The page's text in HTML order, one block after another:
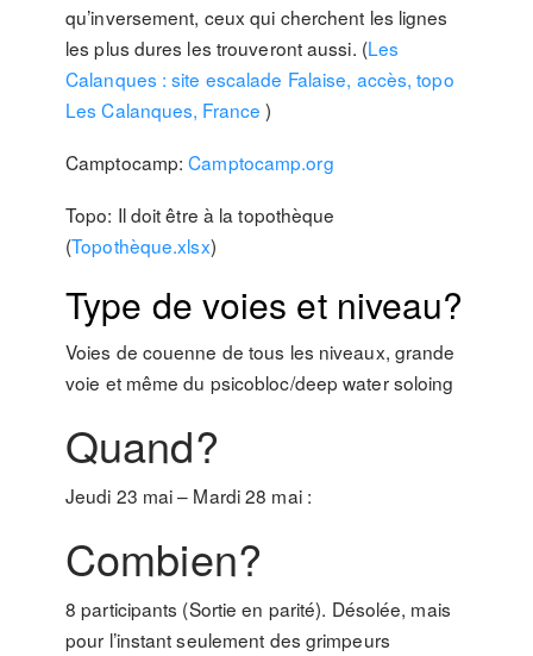
qu’inversement, ceux qui cherchent les lignes
les plus dures les trouveront aussi. (Les
Calanques : site escalade Falaise, accès, topo
Les Calanques, France )
Camptocamp:Camptocamp.org
Topo: Il doit être à la topothèque
(Topothèque.xlsx)
Type de voies et niveau?
Voies de couenne de tous les niveaux, grande
voie et même du psicobloc/deep water soloing
Quand?
Jeudi 23 mai – Mardi 28 mai :
Combien?
8 participants (Sortie en parité). Désolée, mais
pour l’instant seulement des grimpeurs